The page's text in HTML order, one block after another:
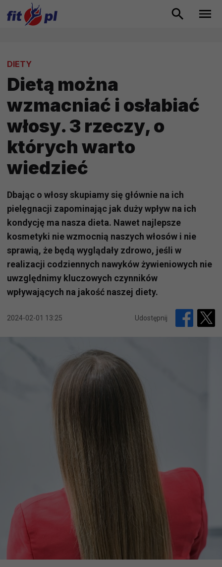
DIETY
Dietą można
wzmacniać i osłabiać
włosy. 3 rzeczy, o
których warto
wiedzieć
Dbając o włosy skupiamy się głównie na ich
pielęgnacji zapominając jak duży wpływ na ich
kondycję ma nasza dieta. Nawet najlepsze
kosmetyki nie wzmocnią naszych włosów i nie
sprawią, że będą wyglądały zdrowo, jeśli w
realizacji codziennych nawyków żywieniowych nie
uwzględnimy kluczowych czynników
wpływających na jakość naszej diety.
2024-02-01 13:25 Udostępnij